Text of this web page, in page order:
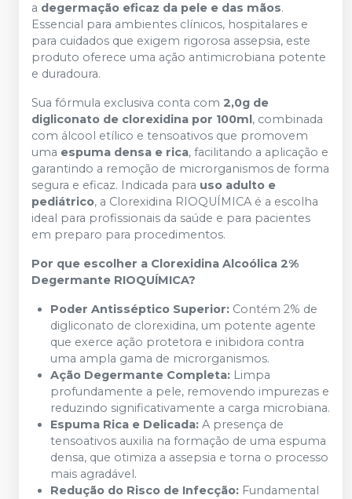
a degermação eficaz da pele e das mãos.
Essencial para ambientes clínicos, hospitalares e
para cuidados que exigem rigorosa assepsia, este
produto oferece uma ação antimicrobiana potente
e duradoura.
Sua fórmula exclusiva conta com 2,0g de
digliconato de clorexidina por 100ml, combinada
com álcool etílico e tensoativos que promovem
uma espuma densa e rica, facilitando a aplicação e
garantindo a remoção de microrganismos de forma
segura e eficaz. Indicada para uso adulto e
pediátrico, a Clorexidina RIOQUÍMICA é a escolha
ideal para profissionais da saúde e para pacientes
em preparo para procedimentos.
Por que escolher a Clorexidina Alcoólica 2%
Degermante RIOQUÍMICA?
Poder Antisséptico Superior: Contém 2% de
digliconato de clorexidina, um potente agente
que exerce ação protetora e inibidora contra
uma ampla gama de microrganismos.
Ação Degermante Completa: Limpa
profundamente a pele, removendo impurezas e
reduzindo significativamente a carga microbiana.
Espuma Rica e Delicada: A presença de
tensoativos auxilia na formação de uma espuma
densa, que otimiza a assepsia e torna o processo
mais agradável.
Redução do Risco de Infecção: Fundamental